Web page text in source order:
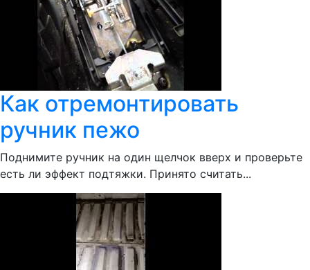
Как отремонтировать
ручник пежо
Поднимите ручник на один щелчок вверх и проверьте
есть ли эффект подтяжки. Принято считать...